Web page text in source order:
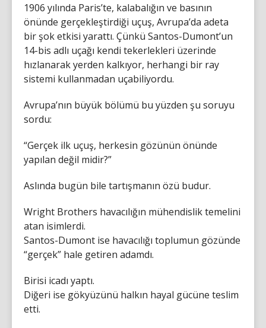
1906 yılında Paris’te, kalabalığın ve basının
önünde gerçekleştirdiği uçuş, Avrupa’da adeta
bir şok etkisi yarattı. Çünkü Santos-Dumont’un
14-bis adlı uçağı kendi tekerlekleri üzerinde
hızlanarak yerden kalkıyor, herhangi bir ray
sistemi kullanmadan uçabiliyordu.
Avrupa’nın büyük bölümü bu yüzden şu soruyu
sordu:
“Gerçek ilk uçuş, herkesin gözünün önünde
yapılan değil midir?”
Aslında bugün bile tartışmanın özü budur.
Wright Brothers havacılığın mühendislik temelini
atan isimlerdi.
Santos-Dumont ise havacılığı toplumun gözünde
“gerçek” hale getiren adamdı.
Birisi icadı yaptı.
Diğeri ise gökyüzünü halkın hayal gücüne teslim
etti.